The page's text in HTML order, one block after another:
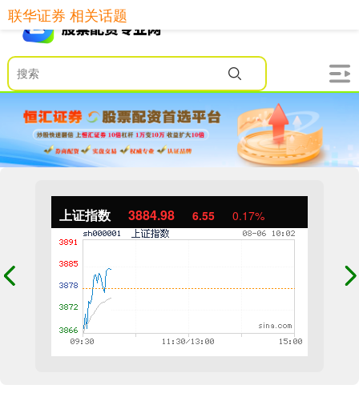
上证指数 3884.98 6.55 0.17%
联华证券 相关话题